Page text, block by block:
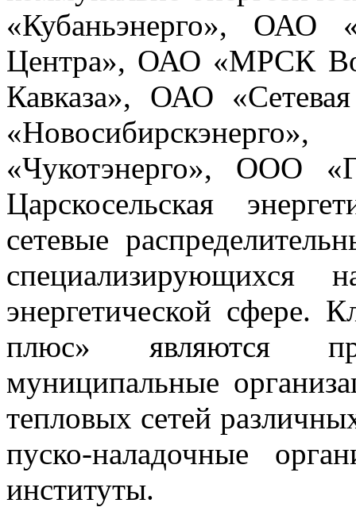
«Кубаньэнерго»,
Центра», ОАО «МРСК
Кавказа», ОАО
«Чукотэнерго», ООО
Царскосельская
сетевые
специализирующихся
энергетической
плюс» являются
муниципальные
тепловых сетей
пуско-наладочные
институты.